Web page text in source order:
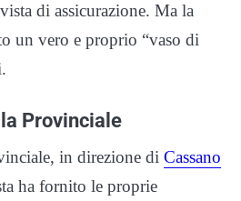
di assicurazione. Ma la
un vero e proprio “vaso di
Provinciale
in direzione di Cassano
ha fornito le proprie